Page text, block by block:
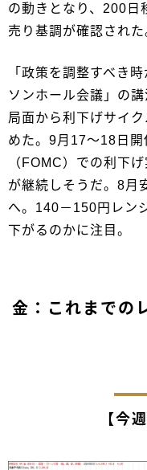
の動きとなり、200日
売り基調が確認された
「政策を調整すべき
ソンホール会議」の
局面から利下げサイ
めた。9月17～18日
（FOMC）での利下
が継続しそうだ。8月
へ。140－150円レン
下がるのかに注目。
金：これまでの
【今